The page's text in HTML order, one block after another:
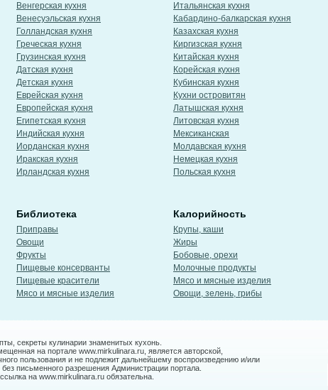
Венгерская кухня
Венесуэльская кухня
Голландская кухня
Греческая кухня
Грузинская кухня
Датская кухня
Детская кухня
Еврейская кухня
Европейская кухня
Египетская кухня
Индийская кухня
Иорданская кухня
Иракская кухня
Ирландская кухня
Итальянская кухня
Кабардино-балкарская кухня
Казахская кухня
Киргизская кухня
Китайская кухня
Корейская кухня
Кубинская кухня
Кухни островитян
Латышская кухня
Литовская кухня
Мексиканская
Молдавская кухня
Немецкая кухня
Польская кухня
Библиотека
Приправы
Овощи
Фрукты
Пищевые консерванты
Пищевые красители
Мясо и мясные изделия
Калорийность
Крупы, каши
Жиры
Бобовые, орехи
Молочные продукты
Мясо и мясные изделия
Овощи, зелень, грибы
секреты кулинарии знаменитых кухонь.
на портале www.mirkulinara.ru, является авторской,
пользования и не подлежит дальнейшему воспроизведению и/или
письменного разрешения Администрации портала.
на www.mirkulinara.ru обязательна.